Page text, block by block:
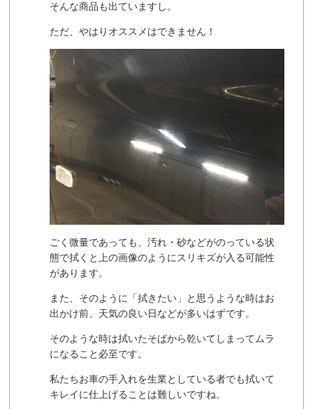
そんな商品も出ていますし。
ただ、やはりオススメはできません！
ごく微量であっても、汚れ・砂などがのっている状
態で拭くと上の画像のようにスリキズが入る可能性
があります。
また、そのように「拭きたい」と思うような時はお
出かけ前、天気の良い日などが多いはずです。
そのような時は拭いたそばから乾いてしまってムラ
になること必至です。
私たちお車の手入れを生業としている者でも拭いて
キレイに仕上げることは難しいですね。